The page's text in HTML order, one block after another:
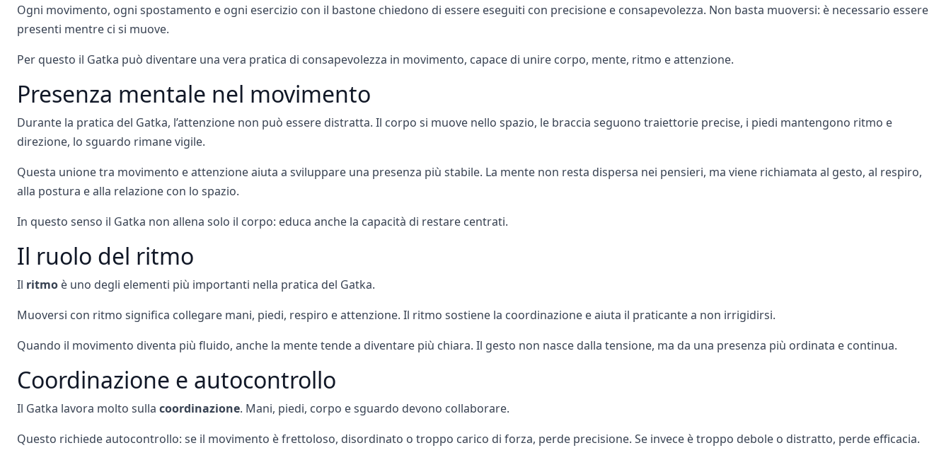
Ogni movimento, ogni spostamento e ogni esercizio con il bastone chiedono di essere eseguiti con precisione e consapevolezza. Non basta muoversi: è necessario essere
presenti mentre ci si muove.
Per questo il Gatka può diventare una vera pratica di consapevolezza in movimento, capace di unire corpo, mente, ritmo e attenzione.
Presenza mentale nel movimento
Durante la pratica del Gatka, l’attenzione non può essere distratta. Il corpo si muove nello spazio, le braccia seguono traiettorie precise, i piedi mantengono ritmo e
direzione, lo sguardo rimane vigile.
Questa unione tra movimento e attenzione aiuta a sviluppare una presenza più stabile. La mente non resta dispersa nei pensieri, ma viene richiamata al gesto, al respiro,
alla postura e alla relazione con lo spazio.
In questo senso il Gatka non allena solo il corpo: educa anche la capacità di restare centrati.
Il ruolo del ritmo
Il ritmo è uno degli elementi più importanti nella pratica del Gatka.
Muoversi con ritmo significa collegare mani, piedi, respiro e attenzione. Il ritmo sostiene la coordinazione e aiuta il praticante a non irrigidirsi.
Quando il movimento diventa più fluido, anche la mente tende a diventare più chiara. Il gesto non nasce dalla tensione, ma da una presenza più ordinata e continua.
Coordinazione e autocontrollo
Il Gatka lavora molto sulla coordinazione. Mani, piedi, corpo e sguardo devono collaborare.
Questo richiede autocontrollo: se il movimento è frettoloso, disordinato o troppo carico di forza, perde precisione. Se invece è troppo debole o distratto, perde efficacia.